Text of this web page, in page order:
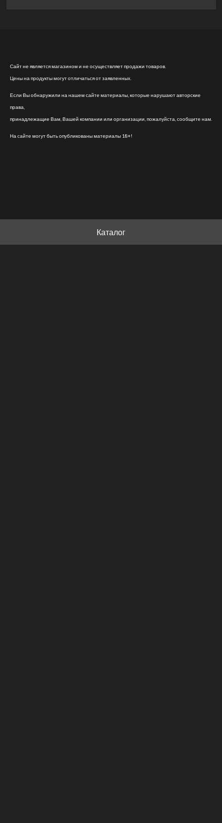
Сайт не является магазином и не осуществляет продажи товаров.
Цены на продукты могут отличаться от заявленных.
Если Вы обнаружили на нашем сайте материалы, которые нарушают авторские
права,
принадлежащие Вам, Вашей компании или организации, пожалуйста, сообщите нам.
На сайте могут быть опубликованы материалы 18+!
Каталог